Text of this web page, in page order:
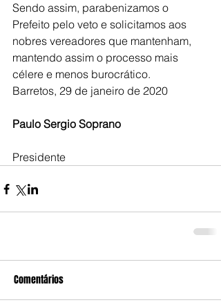
Sendo assim, parabenizamos o
Prefeito pelo veto e solicitamos aos
nobres vereadores que mantenham,
mantendo assim o processo mais
célere e menos burocrático.
Barretos, 29 de janeiro de 2020
Paulo Sergio Soprano
Presidente
Comentários